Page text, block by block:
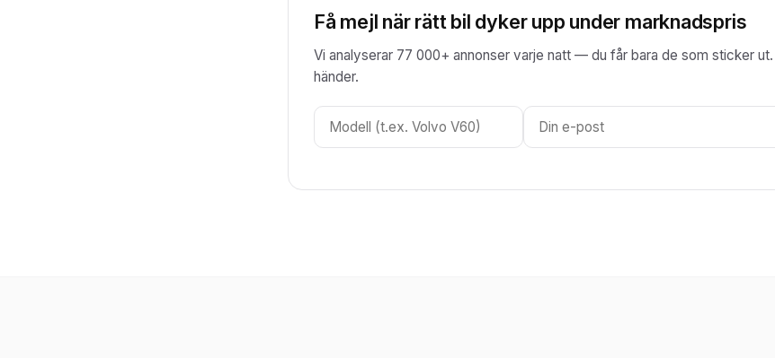
Få mejl när rätt bil dyker upp under marknadspris
Vi analyserar 77 000+ annonser varje natt — du får bara de som sticker
händer.